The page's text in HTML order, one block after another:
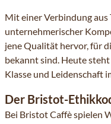
Mit einer Verbindung
unternehmerischer
jene Qualität hervor, für
bekannt sind. Heute
Klasse und Leidenschaft
Der Bristot-
Bei Bristot Caffè spielen